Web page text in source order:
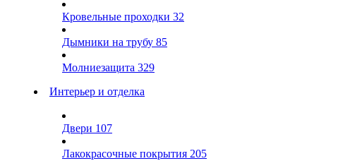
Кровельные проходки 32
Дымники на трубу 85
Молниезащита 329
Интерьер и отделка
Двери 107
Лакокрасочные покрытия 205